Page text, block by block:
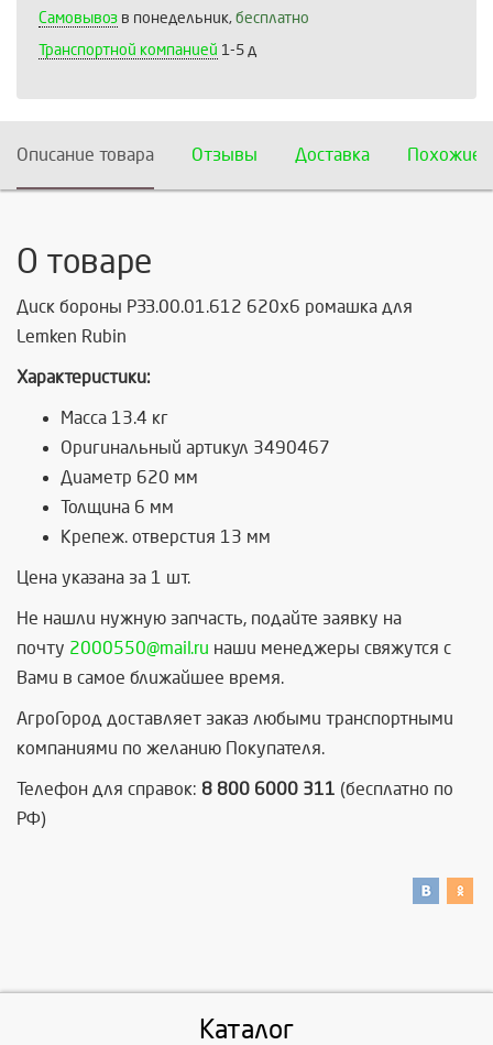
Самовывоз в понедельник, бесплатно
Транспортной компанией 1-5 д
Описание товара Отзывы Доставка Похожие
О товаре
Диск бороны РЗЗ.00.01.612 620х6 ромашка для
Lemken Rubin
Характеристики:
Масса 13.4 кг
Оригинальный артикул 3490467
Диаметр 620 мм
Толщина 6 мм
Крепеж. отверстия 13 мм
Цена указана за 1 шт.
Не нашли нужную запчасть, подайте заявку на
почту 2000550@mail.ru наши менеджеры свяжутся с
Вами в самое ближайшее время.
АгроГород доставляет заказ любыми транспортными
компаниями по желанию Покупателя.
Телефон для справок: 8 800 6000 311 (бесплатно по
РФ)
Каталог